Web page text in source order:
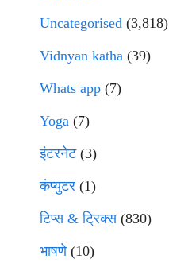
Uncategorised (3,818)
Vidnyan katha (39)
Whats app (7)
Yoga (7)
इंटरनेट(3)
कंप्युटर (1)
टिप्स & ट्रिक्स(830)
भाषणे(10)